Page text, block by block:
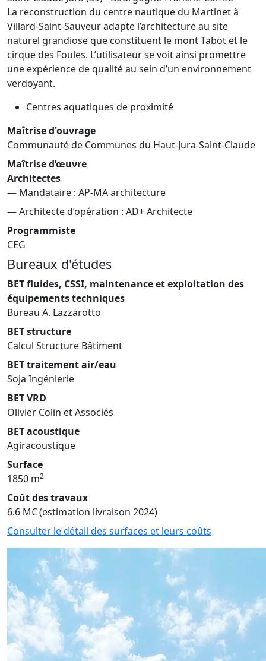
La reconstruction du centre nautique du Martinet à
Villard-Saint-Sauveur adapte l’architecture au site
naturel grandiose que constituent le mont Tabot et le
cirque des Foules. L’utilisateur se voit ainsi promettre
une expérience de qualité au sein d’un environnement
verdoyant.
Centres aquatiques de proximité
Maîtrise d'ouvrage
Communauté de Communes du Haut-Jura-Saint-Claude
Maîtrise d’œuvre
Architectes
— Mandataire : AP-MA architecture
— Architecte d’opération : AD+ Architecte
Programmiste
CEG
Bureaux d'études
BET fluides, CSSI, maintenance et exploitation des
équipements techniques
Bureau A. Lazzarotto
BET structure
Calcul Structure Bâtiment
BET traitement air/eau
Soja Ingénierie
BET VRD
Olivier Colin et Associés
BET acoustique
Agiracoustique
Surface
1850 m2
Coût des travaux
6.6 M€ (estimation livraison 2024)
Consulter le détail des surfaces et leurs coûts